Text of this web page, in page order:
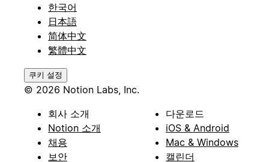
한국어
日本語
简体中文
繁體中文
쿠키 설정
© 2026 Notion Labs, Inc.
회사 소개
Notion 소개
채용
보안
다운로드
iOS & Android
Mac & Windows
캘린더